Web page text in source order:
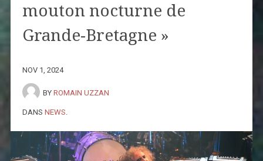
mouton nocturne de
Grande-Bretagne »
NOV 1, 2024
BY ROMAIN UZZAN
DANS NEWS